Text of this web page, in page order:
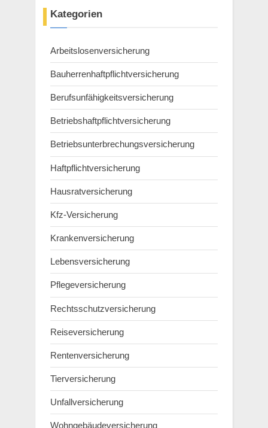
Kategorien
Arbeitslosenversicherung
Bauherrenhaftpflichtversicherung
Berufsunfähigkeitsversicherung
Betriebshaftpflichtversicherung
Betriebsunterbrechungsversicherung
Haftpflichtversicherung
Hausratversicherung
Kfz-Versicherung
Krankenversicherung
Lebensversicherung
Pflegeversicherung
Rechtsschutzversicherung
Reiseversicherung
Rentenversicherung
Tierversicherung
Unfallversicherung
Wohngebäudeversicherung